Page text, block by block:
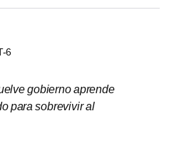
6
gobierno aprende
para sobrevivir al